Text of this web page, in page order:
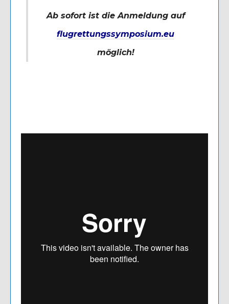
Ab sofort ist die Anmeldung auf
flugrettungssymposium.eu
möglich!